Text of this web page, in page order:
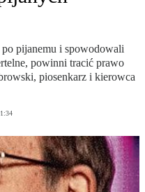
pijanemu i spowodowali
powinni tracić prawo
piosenkarz i kierowca